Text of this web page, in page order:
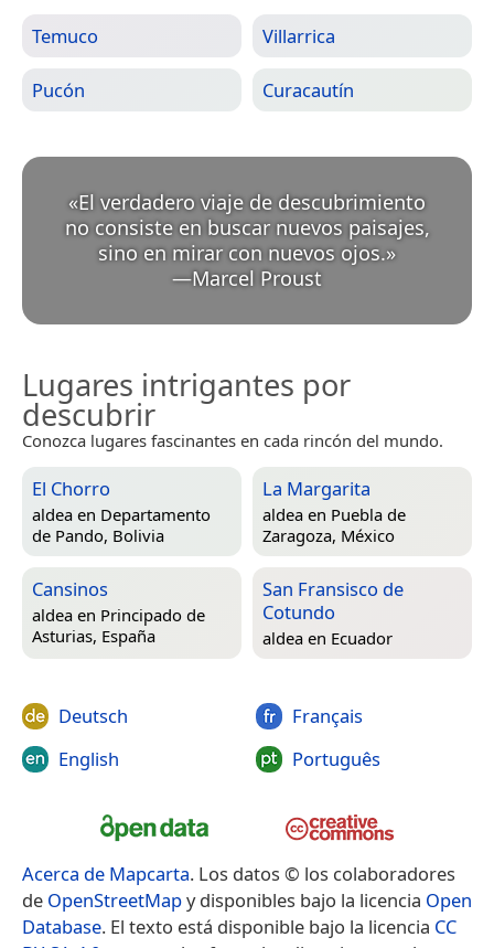
Temuco Villarrica
Pucón Curacautín
«El verdadero viaje de descubrimiento
no consiste en buscar nuevos paisajes,
sino en mirar con nuevos ojos.
—Marcel Proust
Lugares intrigantes por
descubrir
Conozca lugares fascinantes en cada rincón del mundo.
El Chorro
aldea en Departamento
de Pando, Bolivia
La Margarita
aldea en Puebla de
Zaragoza, México
Cansinos
aldea en Principado de
Asturias, España
San Fransisco de
Cotundo
aldea en Ecuador
Deutsch
English
Français
Português
Acerca de Mapcarta. Los datos © los colaboradores
de OpenStreetMapy disponibles bajo la licencia Open
Database. El texto está disponible bajo la licencia CC